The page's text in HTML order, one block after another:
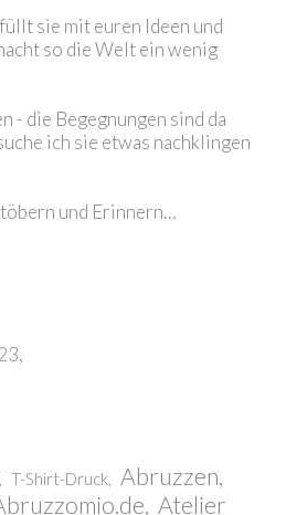
sie mit euren Ideen und
so die Welt ein wenig
- die Begegnungen sind da
ich sie etwas nachklingen
und Erinnern…
T-Shirt-Druck
Abruzzen
Atelier